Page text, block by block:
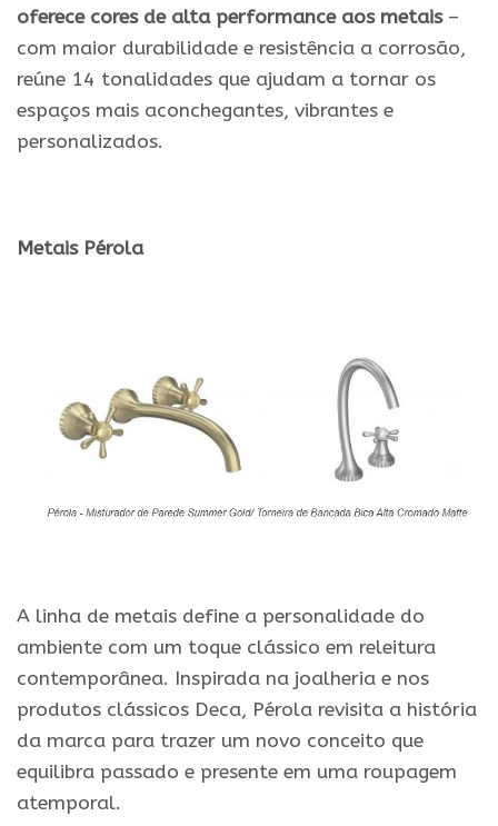
oferece cores de alta performance aos metais–
com maior durabilidade e resistência a corrosão,
reúne 14 tonalidades que ajudam a tornar os
espaços mais aconchegantes, vibrantes e
personalizados.
Metais Pérola
A linha de metais define a personalidade do
ambiente com um toque clássico em releitura
contemporânea. Inspirada na joalheria e nos
produtos clássicos Deca, Pérola revisita a história
da marca para trazer um novo conceito que
equilibra passado e presente em uma roupagem
atemporal.